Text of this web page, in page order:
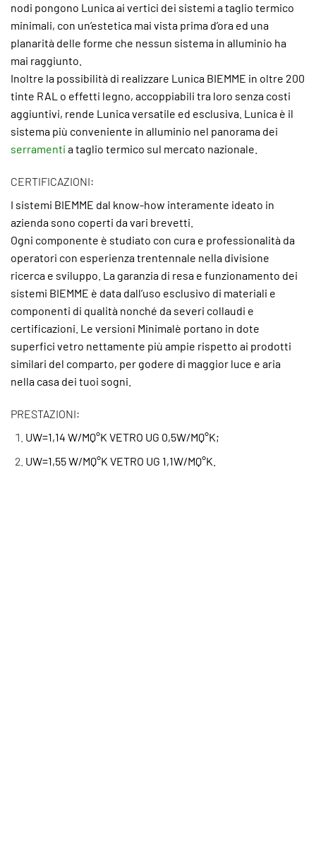
nodi pongono Lunica ai vertici dei sistemi a taglio termico
minimali, con un’estetica mai vista prima d’ora ed una
planarità delle forme che nessun sistema in alluminio ha
mai raggiunto.
Inoltre la possibilità di realizzare Lunica BIEMME in oltre 200
tinte RAL o effetti legno, accoppiabili tra loro senza costi
aggiuntivi, rende Lunica versatile ed esclusiva. Lunica è il
sistema più conveniente in alluminio nel panorama dei
serramenti a taglio termico sul mercato nazionale.
CERTIFICAZIONI:
I sistemi BIEMME dal know-how interamente ideato in
azienda sono coperti da vari brevetti.
Ogni componente è studiato con cura e professionalità da
operatori con esperienza trentennale nella divisione
ricerca e sviluppo. La garanzia di resa e funzionamento dei
sistemi BIEMME è data dall’uso esclusivo di materiali e
componenti di qualità nonché da severi collaudi e
certificazioni. Le versioni Minimalè portano in dote
superfici vetro nettamente più ampie rispetto ai prodotti
similari del comparto, per godere di maggior luce e aria
nella casa dei tuoi sogni.
PRESTAZIONI:
UW=1,14 W/MQ°K VETRO UG 0,5W/MQ°K;
UW=1,55 W/MQ°K VETRO UG 1,1W/MQ°K.